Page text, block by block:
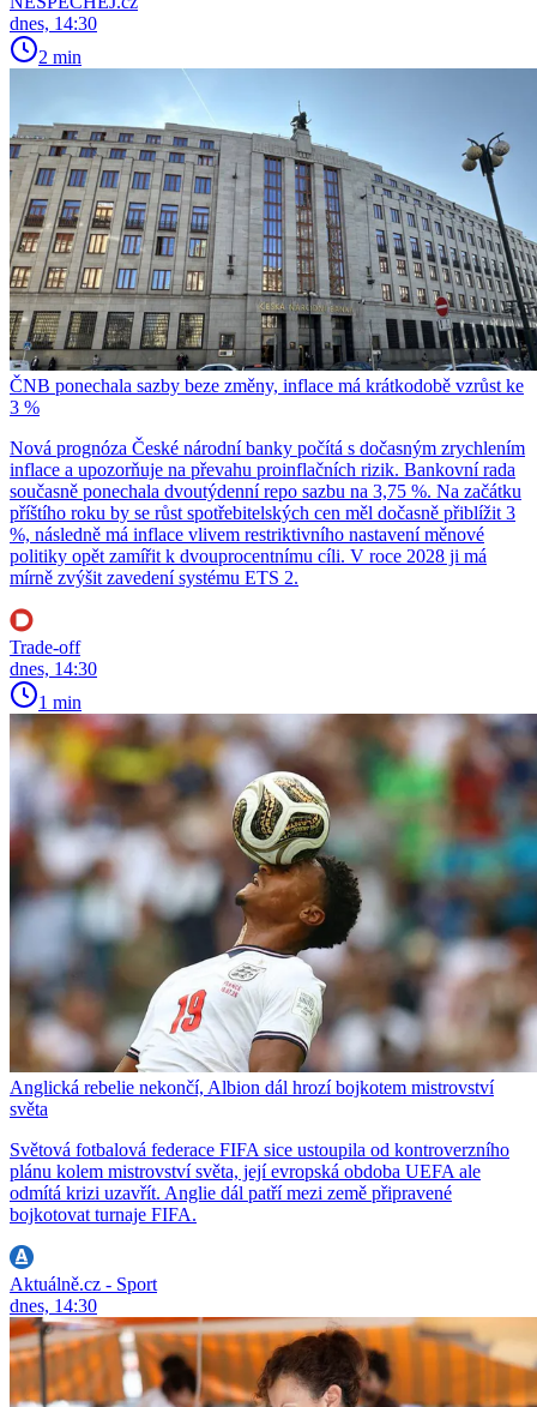
dnes, 14:30
2 min
ČNB ponechala sazby beze změny, inflace má krátkodobě vzrůst ke
3 %
Nová prognóza České národní banky počítá s dočasným zrychlením
inflace a upozorňuje na převahu proinflačních rizik. Bankovní rada
současně ponechala dvoutýdenní repo sazbu na 3,75 %. Na začátku
příštího roku by se růst spotřebitelských cen měl dočasně přiblížit 3
%, následně má inflace vlivem restriktivního nastavení měnové
politiky opět zamířit k dvouprocentnímu cíli. V roce 2028 ji má
mírně zvýšit zavedení systému ETS 2.
Trade-off
dnes, 14:30
1 min
Anglická rebelie nekončí, Albion dál hrozí bojkotem mistrovství
světa
Světová fotbalová federace FIFA sice ustoupila od kontroverzního
plánu kolem mistrovství světa, její evropská obdoba UEFA ale
odmítá krizi uzavřít. Anglie dál patří mezi země připravené
bojkotovat turnaje FIFA.
Aktuálně.cz - Sport
dnes, 14:30